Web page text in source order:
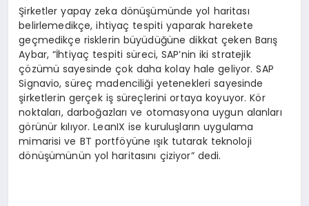
Şirketler yapay zeka dönüşümünde yol haritası
belirlemedikçe, ihtiyaç tespiti yaparak harekete
geçmedikçe risklerin büyüdüğüne dikkat çeken Barış
Aybar, “İhtiyaç tespiti süreci, SAP’nin iki stratejik
çözümü sayesinde çok daha kolay hale geliyor. SAP
Signavio, süreç madenciliği yetenekleri sayesinde
şirketlerin gerçek iş süreçlerini ortaya koyuyor. Kör
noktaları, darboğazları ve otomasyona uygun alanları
görünür kılıyor. LeanIX ise kuruluşların uygulama
mimarisi ve BT portföyüne ışık tutarak teknoloji
dönüşümünün yol haritasını çiziyor” dedi.